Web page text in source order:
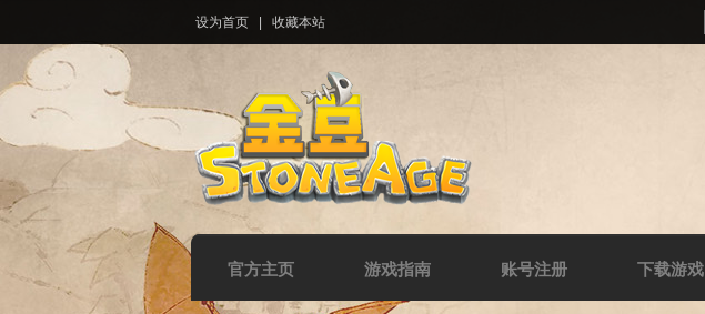
设为首页 收藏本站
官方主页 游戏指南 账号注册 下载游戏